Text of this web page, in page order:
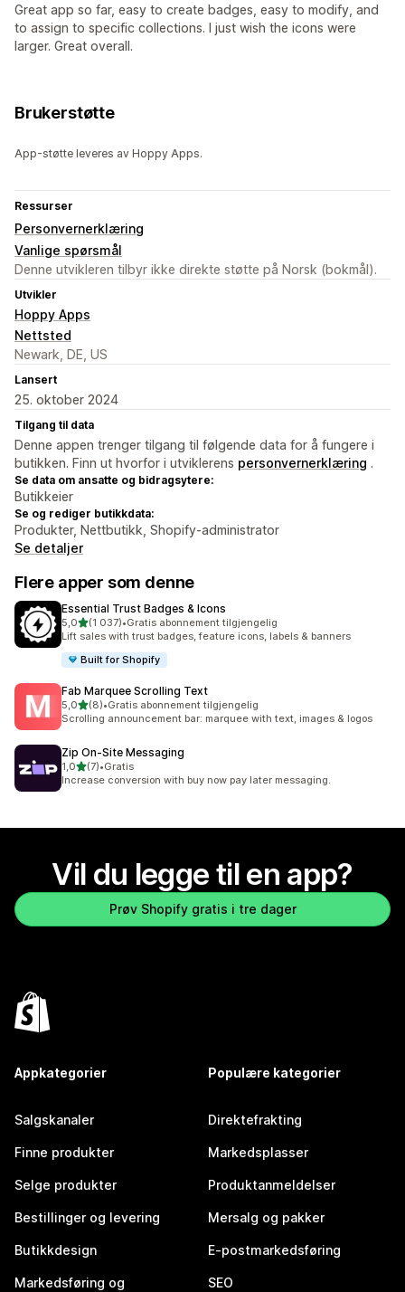
Great app so far, easy to create badges, easy to modify, and
to assign to specific collections. I just wish the icons were
larger. Great overall.
Brukerstøtte
App-støtte leveres av Hoppy Apps.
Ressurser
Personvernerklæring
Vanlige spørsmål
Denne utvikleren tilbyr ikke direkte støtte på Norsk (bokmål).
Utvikler
Hoppy Apps
Nettsted
Newark, DE, US
Lansert
25. oktober 2024
Tilgang til data
Denne appen trenger tilgang til følgende data for å fungere i
butikken. Finn ut hvorfor i utviklerens personvernerklæring .
Se data om ansatte og bidragsytere:
Butikkeier
Se og rediger butikkdata:
Produkter, Nettbutikk, Shopify-administrator
Se detaljer
Flere apper som denne
Essential Trust Badges & Icons
5,0av 5 stjerner
(1 037)
Totalt 1037 omtaler
•Gratis abonnement tilgjengelig
Lift sales with trust badges, feature icons, labels & banners
Built for Shopify
Fab Marquee Scrolling Text
5,0av 5 stjerner
(8)
Totalt 8 omtaler
•Gratis abonnement tilgjengelig
Scrolling announcement bar: marquee with text, images & logos
Zip On‑Site Messaging
1,0av 5 stjerner
(7)
Totalt 7 omtaler
•Gratis
Increase conversion with buy now pay later messaging.
Vil du legge til en app?
Prøv Shopify gratis i tre dager
Appkategorier
Salgskanaler
Finne produkter
Selge produkter
Bestillinger og levering
Butikkdesign
Markedsføring og
Populære kategorier
Direktefrakting
Markedsplasser
Produktanmeldelser
Mersalg og pakker
E-postmarkedsføring
SEO